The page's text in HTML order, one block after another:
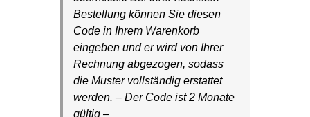
Bestellung können Sie diesen
Code in Ihrem Warenkorb
eingeben und er wird von Ihrer
Rechnung abgezogen, sodass
die Muster vollständig erstattet
werden. – Der Code ist 2 Monate
gültig –